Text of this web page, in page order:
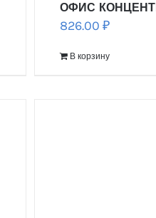
ОФИС
826.00₽
В корзину